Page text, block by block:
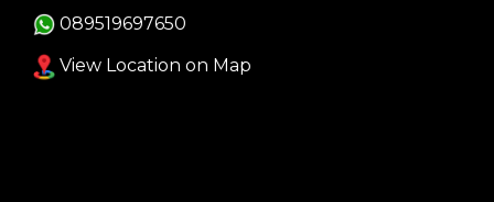
089519697650
View Location on Map